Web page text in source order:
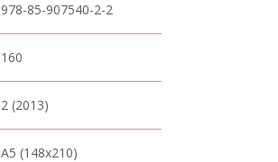
978-85-907540-2-2
160
2 (2013)
A5 (148x210)